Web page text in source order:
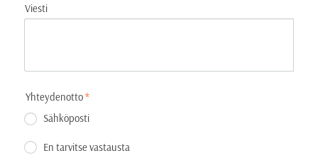
Viesti
Yhteydenotto*
Sähköposti
En tarvitse vastausta